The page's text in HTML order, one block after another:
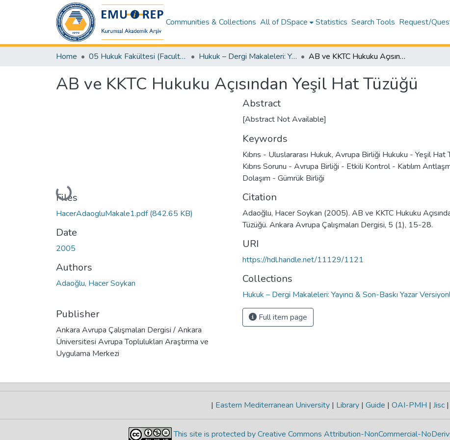
Communities & Collections All of DSpace Statistics Search Tools Request/
Home 05 Hukuk Fakültesi (Faculty of Law) Hukuk – Dergi Makaleleri: Yayıncı & Son-Baskı Yazar Versiyonları – Hukuk AB ve KKTC Hukuku Açısından Yeşil Hat Tüzüğü
AB ve KKTC Hukuku Açısından Yeşil Hat Tüzüğü
Loading...
Files
HacerAdaogluMakale1.pdf(842.65 KB)
Date
2005
Authors
Adaoğlu, Hacer Soykan
Publisher
Ankara Avrupa Çalışmaları Dergisi / Ankara
Üniversitesi Avrupa Toplulukları Araştırma ve
Uygulama Merkezi
Abstract
[Abstract Not Available]
Keywords
Kıbrıs - Uluslararası Hukuk, Avrupa Birliği Hukuku - Yeşil Hat
Kıbrıs Sorunu - Avrupa Birliği - Etkili Kontrol - Katılım
Dolaşım - Gümrük Birliği
Citation
Adaoğlu, Hacer Soykan (2005). AB ve KKTC Hukuku
Tüzüğü. Ankara Avrupa Çalışmaları Dergisi, 5 (1), 15-28.
URI
https://hdl.handle.net/11129/1121
Collections
Hukuk – Dergi Makaleleri: Yayıncı & Son-Baskı Yazar
Full item page
| Eastern Mediterranean University | Library | Guide | OAI-PMH | Jisc |
This site is protected by Creative Commons Attribution-NonCommercial-